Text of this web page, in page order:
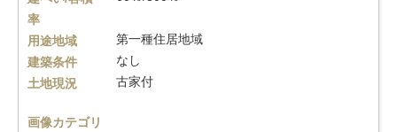
率
用途地域
第一種住居地域
建築条件
なし
土地現況
古家付
画像カテゴリ